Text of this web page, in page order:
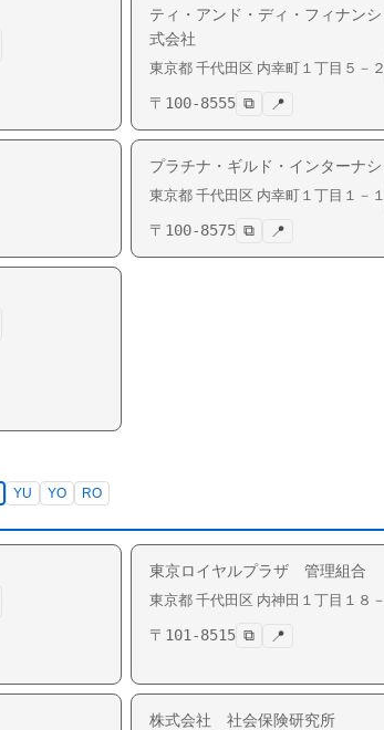
ティ・アンド・ディ・フィナン
式会社
東京都 千代田区 内幸町 １丁目５－２
〒 100-8555 ⧉ 📍
プラチナ・ギルド・インターナ
東京都 千代田区 内幸町 １丁目１－１
〒 100-8575 ⧉ 📍
YU YO RO
東京ロイヤルプラザ 管理組合
東京都 千代田区 内神田 １丁目１８
〒 101-8515 ⧉ 📍
株式会社 社会保険研究所